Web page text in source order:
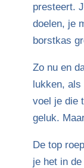
presteert.
doelen, je
borstkas
Zo nu en
lukken, als
voel je die
geluk.
De top
je het in